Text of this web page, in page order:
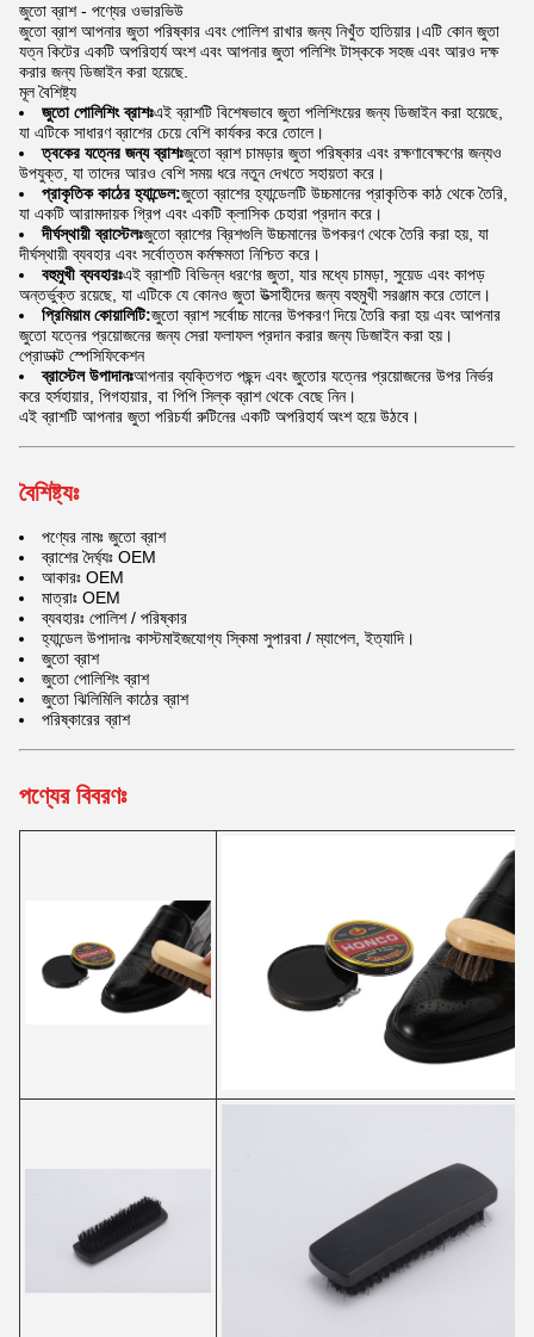
জুতো ব্রাশ - পণ্যের ওভারভিউ
জুতো ব্রাশ আপনার জুতা পরিষ্কার এবং পোলিশ রাখার জন্য নিখুঁত হাতিয়ার।এটি কোন জুতা
যত্ন কিটের একটি অপরিহার্য অংশ এবং আপনার জুতা পলিশিং টাস্ককে সহজ এবং আরও দক্ষ
করার জন্য ডিজাইন করা হয়েছে.
মূল বৈশিষ্ট্য
জুতো পোলিশিং ব্রাশঃএই ব্রাশটি বিশেষভাবে জুতা পলিশিংয়ের জন্য ডিজাইন করা হয়েছে,
যা এটিকে সাধারণ ব্রাশের চেয়ে বেশি কার্যকর করে তোলে।
ত্বকের যত্নের জন্য ব্রাশঃজুতো ব্রাশ চামড়ার জুতা পরিষ্কার এবং রক্ষণাবেক্ষণের জন্যও
উপযুক্ত, যা তাদের আরও বেশি সময় ধরে নতুন দেখতে সহায়তা করে।
প্রাকৃতিক কাঠের হ্যান্ডেল:জুতো ব্রাশের হ্যান্ডেলটি উচ্চমানের প্রাকৃতিক কাঠ থেকে তৈরি,
যা একটি আরামদায়ক গ্রিপ এবং একটি ক্লাসিক চেহারা প্রদান করে।
দীর্ঘস্থায়ী ব্রাস্টেলঃজুতো ব্রাশের ব্রিশগুলি উচ্চমানের উপকরণ থেকে তৈরি করা হয়, যা
দীর্ঘস্থায়ী ব্যবহার এবং সর্বোত্তম কর্মক্ষমতা নিশ্চিত করে।
বহুমুখী ব্যবহারঃএই ব্রাশটি বিভিন্ন ধরণের জুতা, যার মধ্যে চামড়া, সুয়েড এবং কাপড়
অন্তর্ভুক্ত রয়েছে, যা এটিকে যে কোনও জুতা উত্সাহীদের জন্য বহুমুখী সরঞ্জাম করে তোলে।
প্রিমিয়াম কোয়ালিটি:জুতো ব্রাশ সর্বোচ্চ মানের উপকরণ দিয়ে তৈরি করা হয় এবং আপনার
জুতো যত্নের প্রয়োজনের জন্য সেরা ফলাফল প্রদান করার জন্য ডিজাইন করা হয়।
প্রোডাক্ট স্পেসিফিকেশন
ব্রাস্টেল উপাদানঃআপনার ব্যক্তিগত পছন্দ এবং জুতোর যত্নের প্রয়োজনের উপর নির্ভর
করে হর্সহায়ার, পিগহায়ার, বা পিপি সিল্ক ব্রাশ থেকে বেছে নিন।
এই ব্রাশটি আপনার জুতা পরিচর্যা রুটিনের একটি অপরিহার্য অংশ হয়ে উঠবে।
বৈশিষ্ট্যঃ
পণ্যের নামঃ জুতো ব্রাশ
ব্রাশের দৈর্ঘ্যঃ OEM
আকারঃ OEM
মাত্রাঃ OEM
ব্যবহারঃ পোলিশ / পরিষ্কার
হ্যান্ডেল উপাদানঃ কাস্টমাইজযোগ্য স্কিমা সুপারবা / ম্যাপেল, ইত্যাদি।
জুতো ব্রাশ
জুতো পোলিশিং ব্রাশ
জুতো ঝিলিমিলি কাঠের ব্রাশ
পরিষ্কারের ব্রাশ
পণ্যের বিবরণঃ